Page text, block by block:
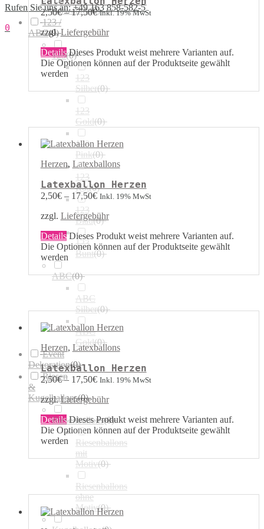
Rufen Sie uns an: +49 163 858-582-5
0
2,50€–17,50€ Inkl. 19% MwSt
zzgl.Liefergebühr
Details Dieses Produkt weist mehrere Varianten auf.
Die Optionen können auf der Produktseite gewählt
werden
Herzen, Latexballons
Latexballon Herzen
2,50€– 17,50€ Inkl. 19% MwSt
zzgl. Liefergebühr
Details Dieses Produkt weist mehrere Varianten auf.
Die Optionen können auf der Produktseite gewählt
werden
Herzen, Latexballons
Latexballon Herzen
2,50€– 17,50€ Inkl. 19% MwSt
zzgl.Liefergebühr
Details Dieses Produkt weist mehrere Varianten auf.
Die Optionen können auf der Produktseite gewählt
werden
Airwalker(0)
123 /
ABC(0)
123(0)
123
Silber(0)
123
Gold(0)
123
Pink(0)
123
Rot(0)
123
Blau(0)
123
Bunt(0)
ABC(0)
ABC
Silber(0)
ABC
Gold(0)
Event
Dekoration(0)
Riesen
&
Kugelballons(0)
Riesenballons(0)
Riesenballons
mit
Motiv(0)
Riesenballons
ohne
Motiv(0)